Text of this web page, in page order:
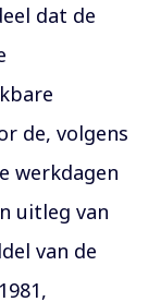
dat de
de, volgens
werkdagen
uitleg van
van de